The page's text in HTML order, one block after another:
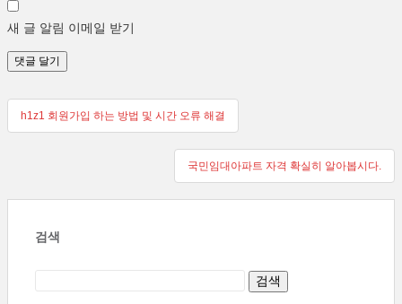
새 글 알림 이메일 받기
글h1z1 회원가입 하는 방법 및 시간 오류 해결
국민임대아파트 자격 확실히 알아봅시다.
검색